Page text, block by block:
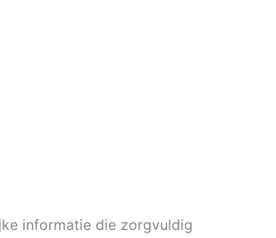
informatie die zorgvuldig